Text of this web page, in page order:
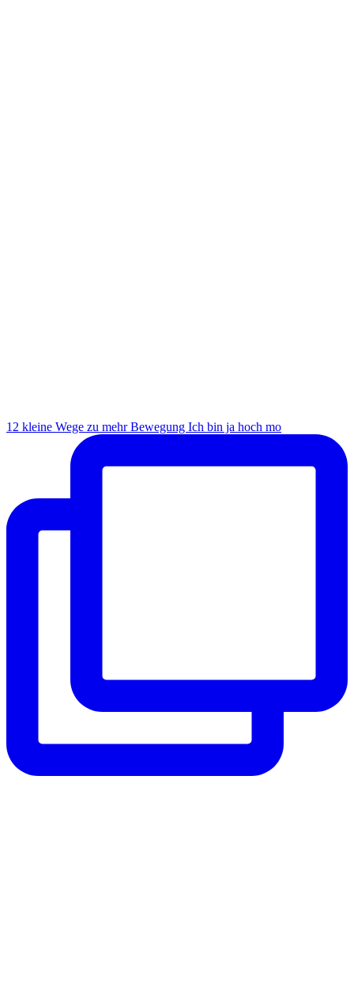
12 kleine Wege zu mehr Bewegung Ich bin ja hoch mo